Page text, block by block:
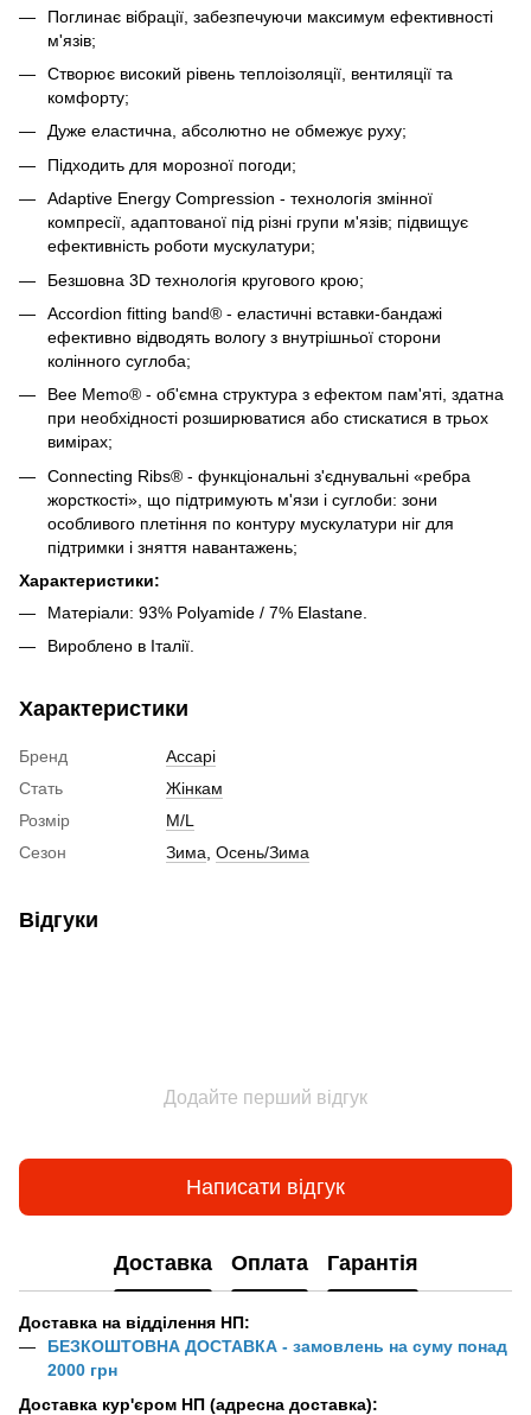
Поглинає вібрації, забезпечуючи максимум ефективності
м'язів;
Створює високий рівень теплоізоляції, вентиляції та
комфорту;
Дуже еластична, абсолютно не обмежує руху;
Підходить для морозної погоди;
Adaptive Energy Compression - технологія змінної
компресії, адаптованої під різні групи м'язів; підвищує
ефективність роботи мускулатури;
Безшовна 3D технологія кругового крою;
Accordion fitting band® - еластичні вставки-бандажі
ефективно відводять вологу з внутрішньої сторони
колінного суглоба;
Bee Memo® - об'ємна структура з ефектом пам'яті, здатна
при необхідності розширюватися або стискатися в трьох
вимірах;
Connecting Ribs® - функціональні з'єднувальні «ребра
жорсткості», що підтримують м'язи і суглоби: зони
особливого плетіння по контуру мускулатури ніг для
підтримки і зняття навантажень;
Характеристики:
Матеріали: 93% Polyamide / 7% Elastane.
Вироблено в Італії.
Характеристики
Бренд
Accapi
Стать
Жінкам
Розмір
M/L
Сезон
Зима, Осень/Зима
Відгуки
Додайте перший відгук
Написати відгук
Доставка Оплата Гарантія
Доставка на відділення НП:
БЕЗКОШТОВНА ДОСТАВКА - замовлень на суму понад
2000 грн
Доставка кур'єром НП (адресна доставка):